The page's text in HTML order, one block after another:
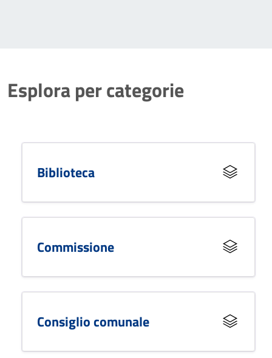
Esplora per categorie
Biblioteca
Commissione
Consiglio comunale